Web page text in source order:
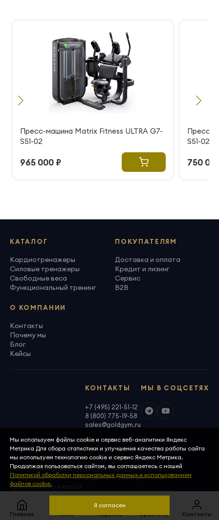
Пресс-машина Matrix Fitness ULTRA G7-
S51-02
965 000 ₽
Пресс-
S51-02
750
КАТАЛОГ
Кардиотренажеры
Силовые тренажеры
Свободные веса
Функциональный тренинг
ПОКУПАТЕЛЯМ
Доставка и оплата
Кредит и лизинг
Сервис
B2B
О КОМПАНИИ
Контакты
Почему мы
Блог
Кейсы
МЫ В СОЦСЕТЯХ
КОНТАКТЫ
+7 (495) 221-51-12
8 (800) 775-19-58
sales@goldgym.ru
ООО «Голденджим» · ОГРН 1097746699940
© 2026, GoldGym — оборудование для фитнеса
премиального класса
Политика конфиденциальности
Скачать реквизиты
Мы используем файлы cookie и сервис веб-аналитики Яндекс
Метрика Для сбора статистики и улучшения качества работы сайта
мы используем технологию cookie и сервис Яндекс Метрика.
Продолжая пользоваться сайтом, вы соглашаетесь с нашей
Политикой обработки персональных данных и использованием
файлов cookie.
Я согласен
Главная
Меню Корзина Сравнить Контакты